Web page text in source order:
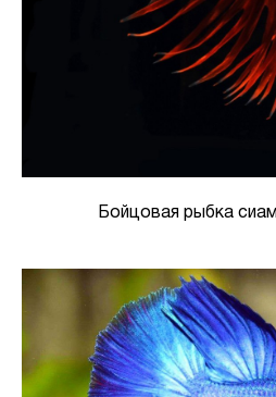
Бойцовая рыбка